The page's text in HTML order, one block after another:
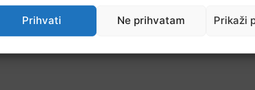
Prihvati Ne prihvatam Prikaži